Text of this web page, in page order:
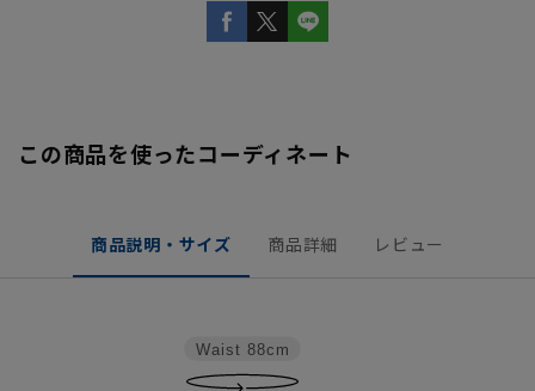
この商品を使ったコーディネート
商品説明・サイズ 商品詳細 レビュー
Waist 88cm